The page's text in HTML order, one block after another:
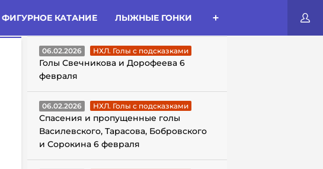
ФИГУРНОЕ КАТАНИЕ ЛЫЖНЫЕ ГОНКИ
ГОЛЫ С ПОДСКАЗКАМИ
06.02.2026 НХЛ. Голы с подсказками
Голы Свечникова и Дорофеева 6
февраля
06.02.2026 НХЛ. Голы с подсказками
Спасения и пропущенные голы
Василевского, Тарасова, Бобровского
и Сорокина 6 февраля